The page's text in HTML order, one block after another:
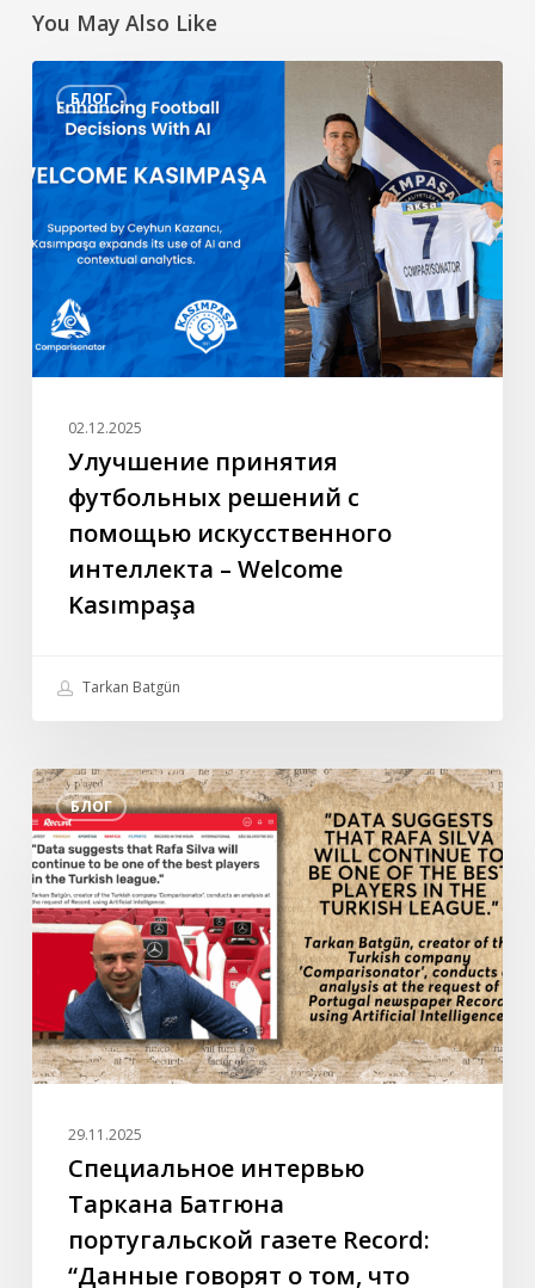
You May Also Like
БЛОГ
Улучшение
принятия
футбольных
решений
помощью
искусственного
интеллекта
Welcome
Kasımpaşa
02.12.2025
Улучшение принятия
футбольных решений с
помощью искусственного
интеллекта – Welcome
Kasımpaşa
Tarkan Batgün
БЛОГ
Специальное
интервью
Таркана
Батгюна
португальской
газете
“Данные
говорят
о
будет
оставаться
одним
29.11.2025
Специальное интервью
Таркана Батгюна
португальской газете Record:
“Данные говорят о том, что